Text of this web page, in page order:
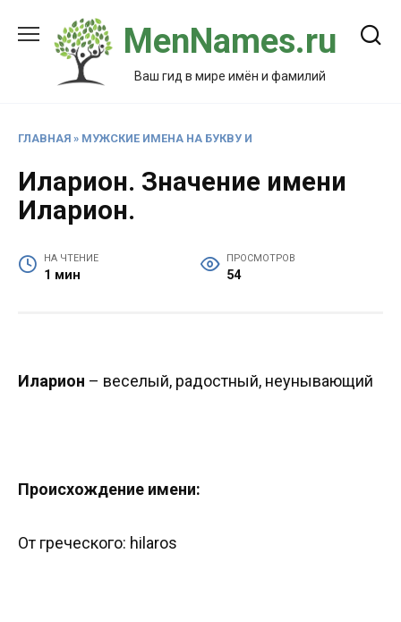
содержанию
MenNames.ru
Ваш гид в мире имён и фамилий
ГЛАВНАЯ » МУЖСКИЕ ИМЕНА НА БУКВУ И
Иларион. Значение имени
Иларион.
НА ЧТЕНИЕ
1 мин
ПРОСМОТРОВ
54
Иларион – веселый, радостный, неунывающий
Происхождение имени:
От греческого: hilaros